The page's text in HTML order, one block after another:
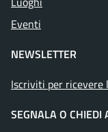
Eventi
NEWSLETTER
Iscriviti per ricevere
SEGNALA O CHIEDI